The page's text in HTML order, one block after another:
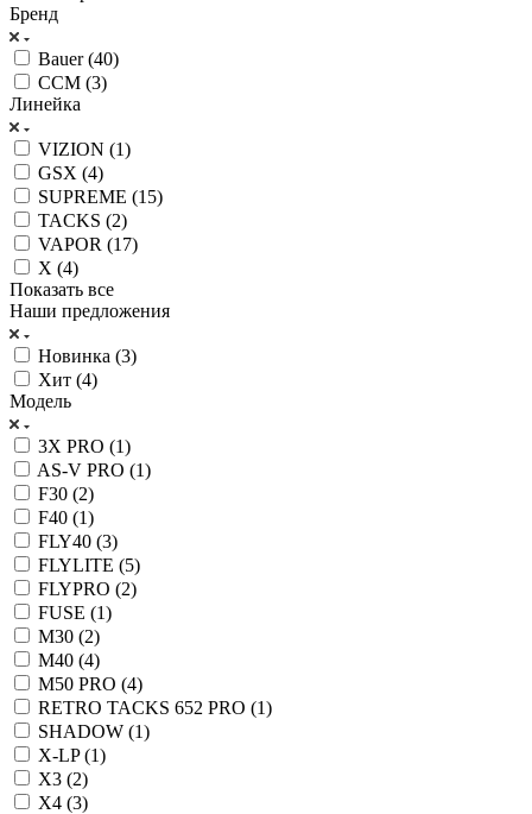
Бренд
Bauer (40)
CCM (3)
Линейка
VIZION (1)
GSX (4)
SUPREME (15)
TACKS (2)
VAPOR (17)
X (4)
Показать все
Наши предложения
Новинка (3)
Хит (4)
Модель
3X PRO (1)
AS-V PRO (1)
F30 (2)
F40 (1)
FLY40 (3)
FLYLITE (5)
FLYPRO (2)
FUSE (1)
M30 (2)
M40 (4)
M50 PRO (4)
RETRO TACKS 652 PRO (1)
SHADOW (1)
X-LP (1)
X3 (2)
X4 (3)